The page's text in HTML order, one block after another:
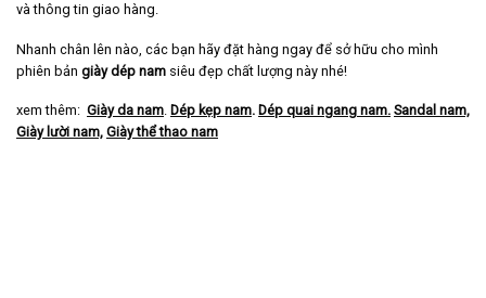
và thông tin giao hàng.
Nhanh chân lên nào, các bạn hãy đặt hàng ngay để sở hữu cho mình
phiên bản giày dép nam siêu đẹp chất lượng này nhé!
xem thêm: Giày da nam. Dép kẹp nam. Dép quai ngang nam. Sandal nam,
Giày lười nam, Giày thể thao nam